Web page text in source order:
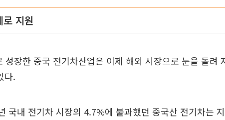
로 지원
성장한 중국 전기차산업은 이제 해외 시장으로 눈을 돌려
다.
국내 전기차 시장의 4.7%에 불과했던 중국산 전기차는